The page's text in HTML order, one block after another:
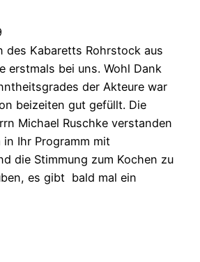
des Kabaretts Rohrstock aus
erstmals bei uns. Wohl Dank
der Akteure war
beizeiten gut gefüllt. Die
Michael Ruschke verstanden
in Ihr Programm mit
die Stimmung zum Kochen zu
es gibt bald mal ein